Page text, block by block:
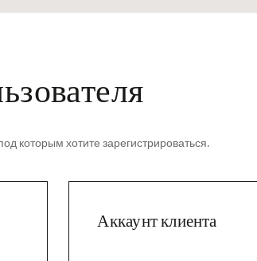
которым хотите зарегистрироваться.
Аккаунт клиента